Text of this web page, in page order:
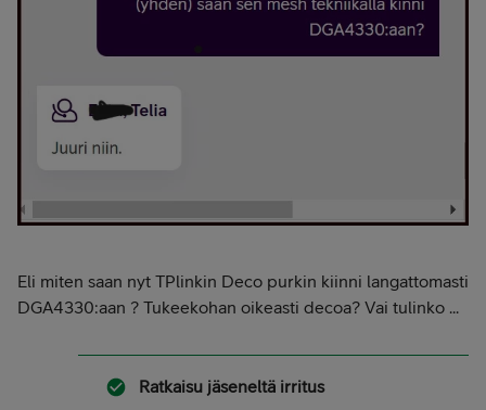
Eli miten saan nyt TPlinkin Deco purkin kiinni langattomasti
DGA4330:aan ? Tukeekohan oikeasti decoa? Vai tulinko ...
Ratkaisu jäseneltä irritus